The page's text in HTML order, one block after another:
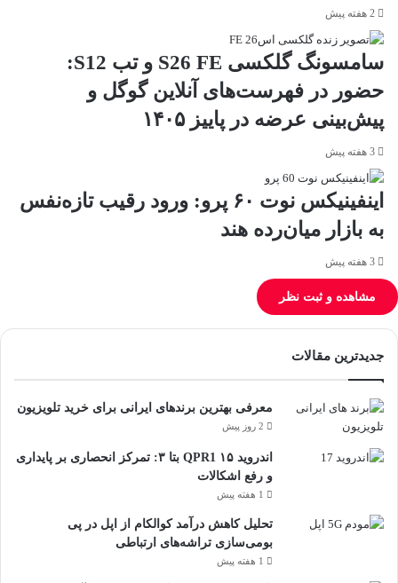
2 هفته پیش
سامسونگ گلکسی S26 FE و تب S12:
حضور در فهرست‌های آنلاین گوگل و
پیش‌بینی عرضه در پاییز ۱۴۰۵
3 هفته پیش
اینفینیکس نوت ۶۰ پرو: ورود رقیب تازه‌نفس
به بازار میان‌رده هند
3 هفته پیش
مشاهده و ثبت نظر
جدیدترین مقالات
معرفی بهترین برندهای ایرانی برای خرید تلویزیون
2 روز پیش
اندروید ۱۵ QPR1 بتا ۳: تمرکز انحصاری بر پایداری
و رفع اشکالات
1 هفته پیش
تحلیل کاهش درآمد کوالکام از اپل در پی
بومی‌سازی تراشه‌های ارتباطی
1 هفته پیش